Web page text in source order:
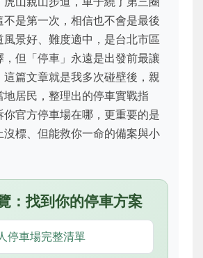
是第一次，相信也不會是最後
景好、難度適中，是台北市區
，但「停車」永遠是出發前最讓
這篇文章就是我多次碰壁後，親
地居民，整理出的停車實戰指
官方停車場在哪，更重要的是
沒標、但能救你一命的備案與小
：找到你的停車方案
停車場完整清單